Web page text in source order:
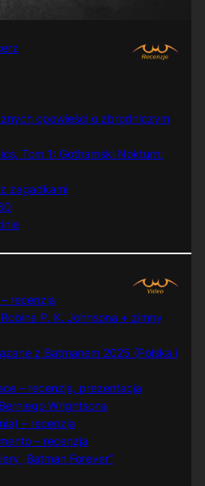
opowieści o zbrodniczym
Tom 1: Gothamski Nokturn:
zagadkami
recenzja
P. K. Johnsona + zimny
z Batmanem 2025 (Polska i
– recenzja, prezentacja
Wrightsona
– recenzja
– recenzja
„Batman Forever”